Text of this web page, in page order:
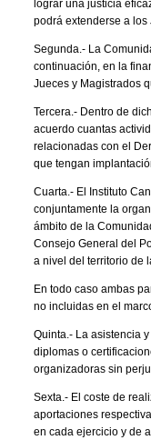
lograr una justicia
podrá extenderse a
Segunda.- La
continuación, en la
Jueces y Magistrados
Tercera.- Dentro de
acuerdo cuantas
relacionadas con el
que tengan
Cuarta.- El Instituto
conjuntamente la
ámbito de la
Consejo General del
a nivel del territorio de
En todo caso ambas
no incluidas en el
Quinta.- La asistencia
diplomas o
organizadoras sin
Sexta.- El coste de
aportaciones
en cada ejercicio y de